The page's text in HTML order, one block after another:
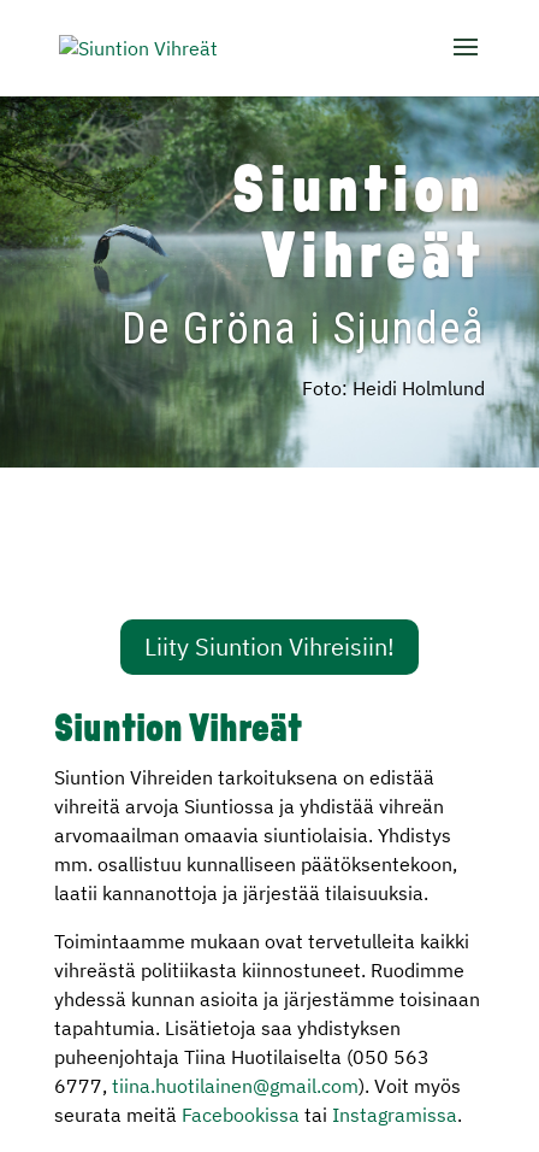
Siuntion
Vihreät
De Gröna iSjundeå
Foto: Heidi Holmlund
Liity Siuntion Vihreisiin!
Siuntion Vihreät
Siuntion Vihreiden tarkoituksena on edistää
vihreitä arvoja Siuntiossa ja yhdistää vihreän
arvomaailman omaavia siuntiolaisia. Yhdistys
mm. osallistuu kunnalliseen päätöksentekoon,
laatii kannanottoja ja järjestää tilaisuuksia.
Toimintaamme mukaan ovat tervetulleita kaikki
vihreästä politiikasta kiinnostuneet. Ruodimme
yhdessä kunnan asioita ja järjestämme toisinaan
tapahtumia. Lisätietoja saa yhdistyksen
puheenjohtaja Tiina Huotilaiselta (050 563
6777, tiina.huotilainen@gmail.com). Voit myös
seurata meitä Facebookissa tai Instagramissa.